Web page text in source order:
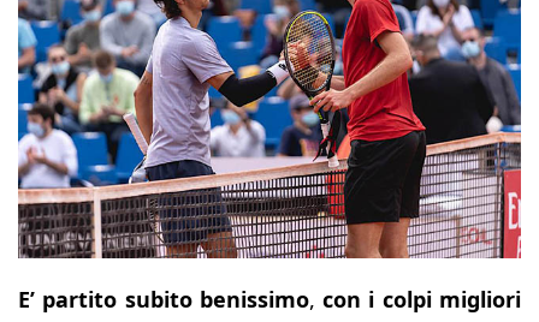
E’ partito subito benissimo,con i colpi migliori